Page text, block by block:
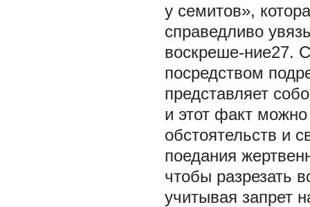
у семитов»,
справедливо
воскреше-ние27.
посредством
представляет
и этот факт
обстоятельств и
поедания
чтобы разрезать
учитывая запрет